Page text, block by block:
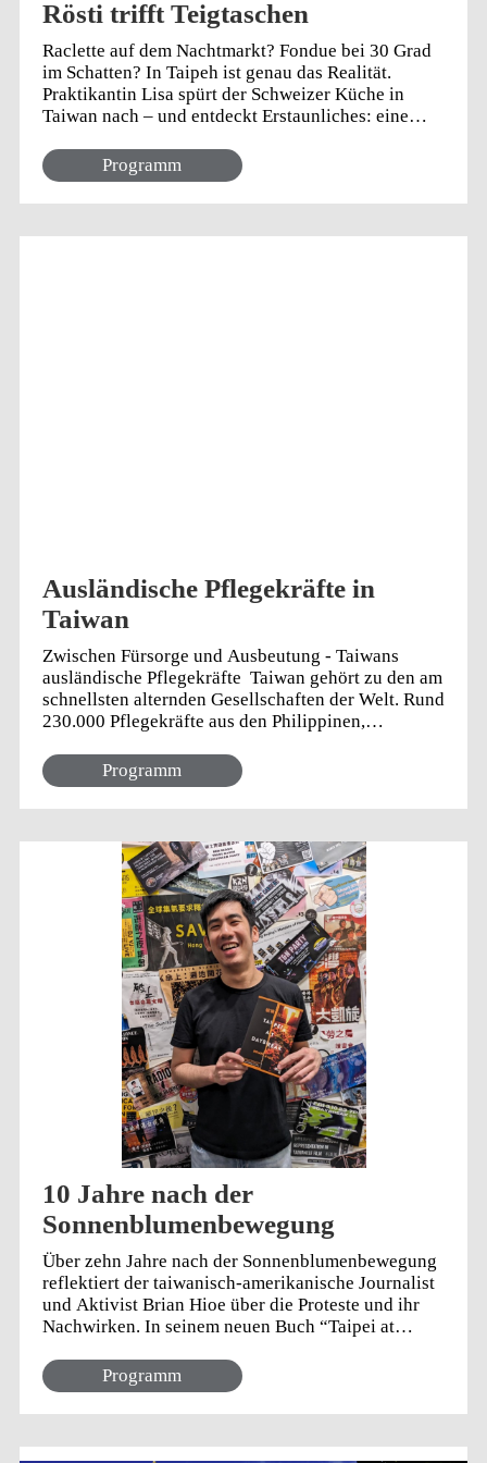
Rösti trifft Teigtaschen
Raclette auf dem Nachtmarkt? Fondue bei 30 Grad
im Schatten? In Taipeh ist genau das Realität.
Praktikantin Lisa spürt der Schweizer Küche in
Taiwan nach – und entdeckt Erstaunliches: eine
geheimnisvollen Raclette-Stand zwischen
Austernomelett und Stinky Tofu. Ein akustischer
Streifzug durch Kulturen, Geschmäcker und die
Programm
Ausländische Pflegekräfte in
Taiwan
Zwischen Fürsorge und Ausbeutung - Taiwans
ausländische Pflegekräfte Taiwan gehört zu den am
schnellsten alternden Gesellschaften der Welt. Rund
230.000 Pflegekräfte aus den Philippinen,
Menschen – oft unter harten Bedingungen. Sie
leben in den Haushalten ihrer Arbeitgeber und
arbeiten meist rund um die Uhr, sieben Tage die
Pflegekräfte aus den Philippinen kämpft gegen die
Macht der Jobvermittlungsagenturen, für 24h
Urlaub pro Woche – und für gute Pflege durch gute
Arbeitsbedingungen. Ein Bericht von Josefine
Rein. Foto: CNA
Programm
10 Jahre nach der
Sonnenblumenbewegung
Über zehn Jahre nach der Sonnenblumenbewegung
reflektiert der taiwanisch-amerikanische Journalist
und Aktivist Brian Hioe über die Proteste und ihr
Nachwirken. In seinem neuen Buch “Taipei at
mit gesellschaftlichen Entwicklungen und erzählt
von den Hoffnungen, Herausforderungen und
inneren Konflikten der damaligen Aktivisten. Ein
Jugend und das Jahrzehnt der großen
Programm